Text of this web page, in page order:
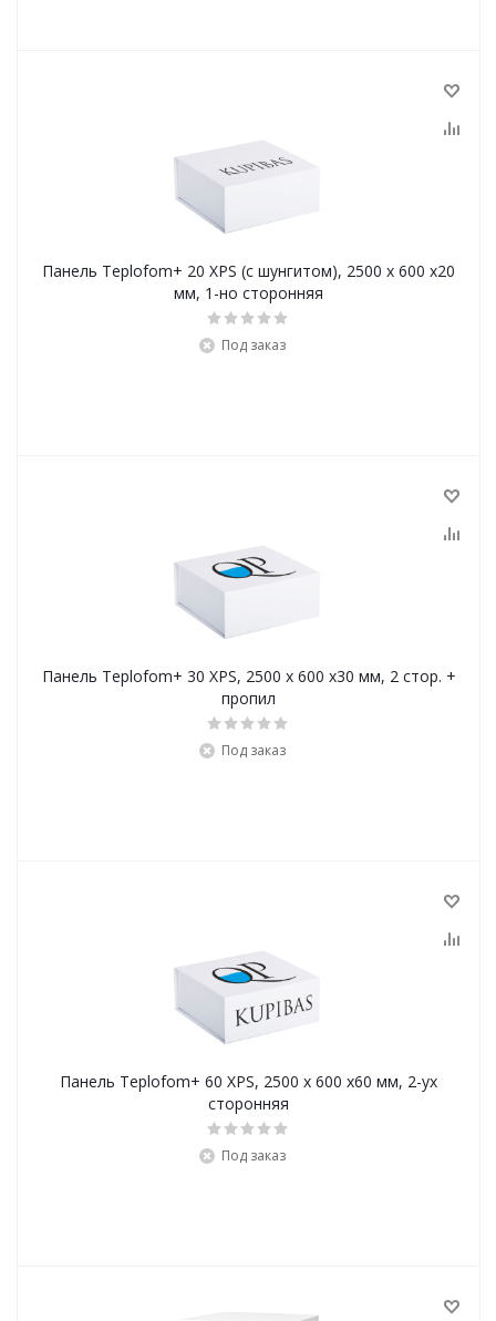
Панель Teplofom+ 20 XPS (с шунгитом), 2500 х 600 х20
мм, 1-но сторонняя
Под заказ
Панель Teplofom+ 30 XPS, 2500 х 600 х30 мм, 2 стор. +
пропил
Под заказ
Панель Teplofom+ 60 XPS, 2500 х 600 х60 мм, 2-ух
сторонняя
Под заказ